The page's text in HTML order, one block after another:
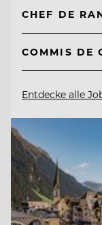
CHEF DE
COMMIS DE
Entdecke alle